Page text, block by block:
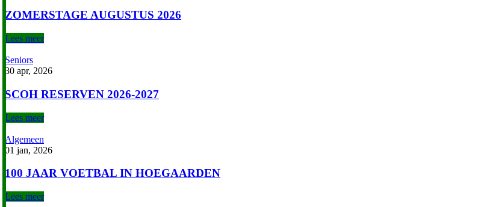
ZOMERSTAGE AUGUSTUS 2026
Lees meer
Seniors
30 apr, 2026
SCOH RESERVEN 2026-2027
Lees meer
Algemeen
01 jan, 2026
100 JAAR VOETBAL IN HOEGAARDEN
Lees meer